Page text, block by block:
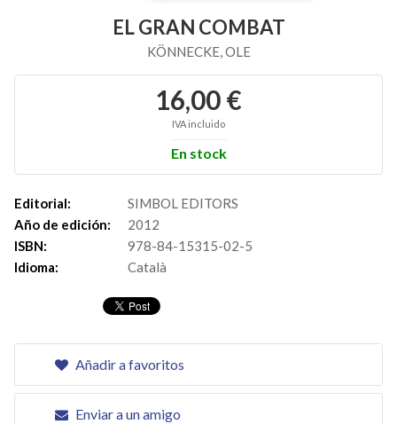
EL GRAN COMBAT
KÖNNECKE, OLE
16,00 €
IVA incluido
En stock
Editorial:
SIMBOL EDITORS
Año de edición:
2012
ISBN:
978-84-15315-02-5
Idioma:
Català
Añadir a favoritos
Enviar a un amigo